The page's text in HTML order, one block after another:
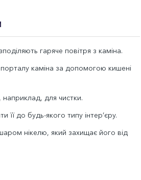
гаряче повітря з каміна.
каміна за допомогою кишені
для чистки.
її до будь-якого типу інтер’єру.
нікелю, який захищає його від